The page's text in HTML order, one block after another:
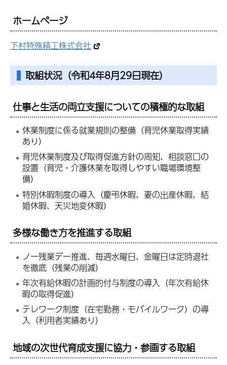
ホームページ
下村特殊精工株式会社
取組状況（令和4年8月29日現在）
仕事と生活の両立支援についての積極的な取組
休業制度に係る就業規則の整備（育児休業取得実績
あり）
育児休業制度及び取得促進方針の周知、相談窓口の
設置（育児・介護休業を取得しやすい職場環境整
備）
特別休暇制度の導入（慶弔休暇、妻の出産休暇、結
婚休暇、天災地変休暇）
多様な働き方を推進する取組
ノー残業デー推進、毎週水曜日、金曜日は定時退社
を徹底（残業の削減）
年次有給休暇の計画的付与制度の導入（年次有給休
暇の取得促進）
テレワーク制度（在宅勤務・モバイルワーク）の導
入（利用者実績あり）
地域の次世代育成支援に協力・参画する取組